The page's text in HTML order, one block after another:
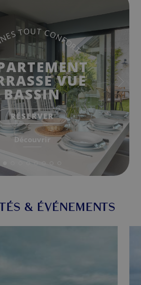
TOUT CONFORT
VUE
BASSIN
RÉSERVER
Découvrir
& ÉVÉNEMENTS